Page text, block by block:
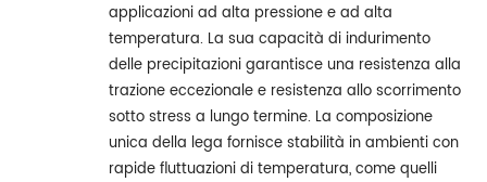
applicazioni ad alta pressione e ad alta
temperatura. La sua capacità di indurimento
delle precipitazioni garantisce una resistenza alla
trazione eccezionale e resistenza allo scorrimento
sotto stress a lungo termine. La composizione
unica della lega fornisce stabilità in ambienti con
rapide fluttuazioni di temperatura, come quelli